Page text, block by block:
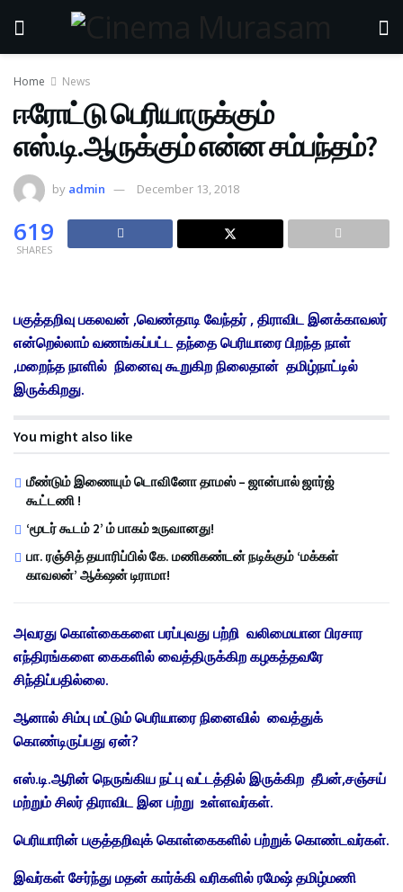
Home News
ஈரோட்டு பெரியாருக்கும்
எஸ்.டி.ஆருக்கும் என்ன சம்பந்தம்?
by admin December 13, 2018
619
SHARES
பகுத்தறிவு பகலவன் ,வெண்தாடி வேந்தர் , திராவிட இனக்காவலர்
என்றெல்லாம் வணங்கப்பட்ட தந்தை பெரியாரை பிறந்த நாள்
,மறைந்த நாளில் நினைவு கூறுகிற நிலைதான் தமிழ்நாட்டில்
இருக்கிறது.
You might also like
மீண்டும் இணையும் டொவினோ தாமஸ் – ஜான்பால் ஜார்ஜ்
கூட்டணி !
‘மூடர் கூடம் 2’ ம் பாகம் உருவானது!
பா. ரஞ்சித் தயாரிப்பில் கே. மணிகண்டன் நடிக்கும் ‘மக்கள்
காவலன்’ ஆக்‌ஷன் டிராமா!
அவரது கொள்கைகளை பரப்புவது பற்றி வலிமையான பிரசார
எந்திரங்களை கைகளில் வைத்திருக்கிற கழகத்தவரே
சிந்திப்பதில்லை.
ஆனால் சிம்பு மட்டும் பெரியாரை நினைவில் வைத்துக்
கொண்டிருப்பது ஏன்?
எஸ்.டி.ஆரின் நெருங்கிய நட்பு வட்டத்தில் இருக்கிற தீபன்,சஞ்சய்
மற்றும் சிலர் திராவிட இன பற்று உள்ளவர்கள்.
பெரியாரின் பகுத்தறிவுக் கொள்கைகளில் பற்றுக் கொண்டவர்கள்.
இவர்கள் சேர்ந்து மதன் கார்க்கி வரிகளில் ரமேஷ் தமிழ்மணி